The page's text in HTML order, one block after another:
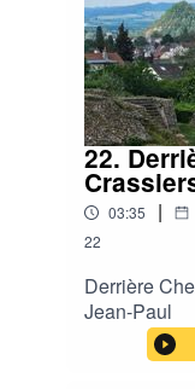
22.
03:35 |
22
Derrière
Jean-Paul